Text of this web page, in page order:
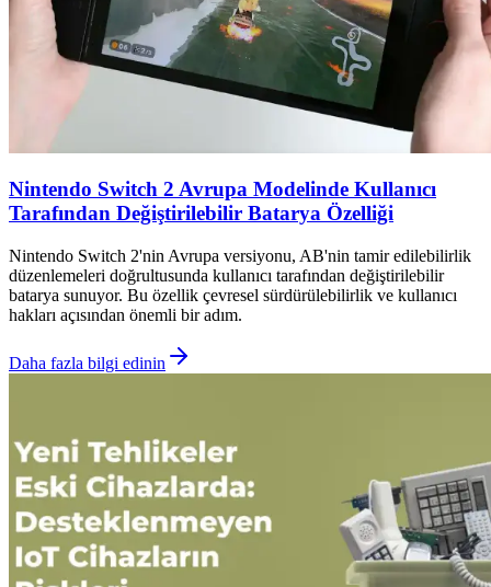
Nintendo Switch 2 Avrupa Modelinde Kullanıcı
Tarafından Değiştirilebilir Batarya Özelliği
Nintendo Switch 2'nin Avrupa versiyonu, AB'nin tamir edilebilirlik
düzenlemeleri doğrultusunda kullanıcı tarafından değiştirilebilir
batarya sunuyor. Bu özellik çevresel sürdürülebilirlik ve kullanıcı
hakları açısından önemli bir adım.
Daha fazla bilgi edinin